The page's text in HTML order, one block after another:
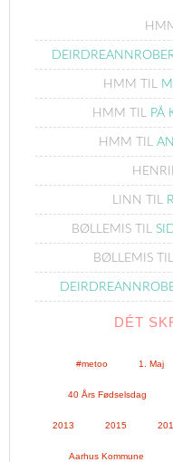
HMM TIL
HMM TIL PÅ
HMM TIL
LINN TIL
BØLLEMISTIL
BØLLEMIS TIL
DÉT
#metoo 1. Maj
40 Års Fødselsdag
2013 2015
Aarhus Kommune